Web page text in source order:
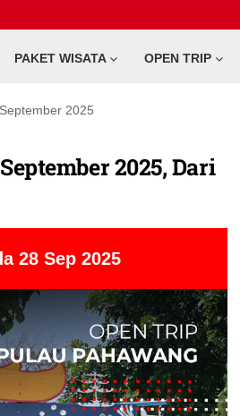
PAKET WISATA OPEN TRIP
2025
2025, Dari
28 Sep 2025